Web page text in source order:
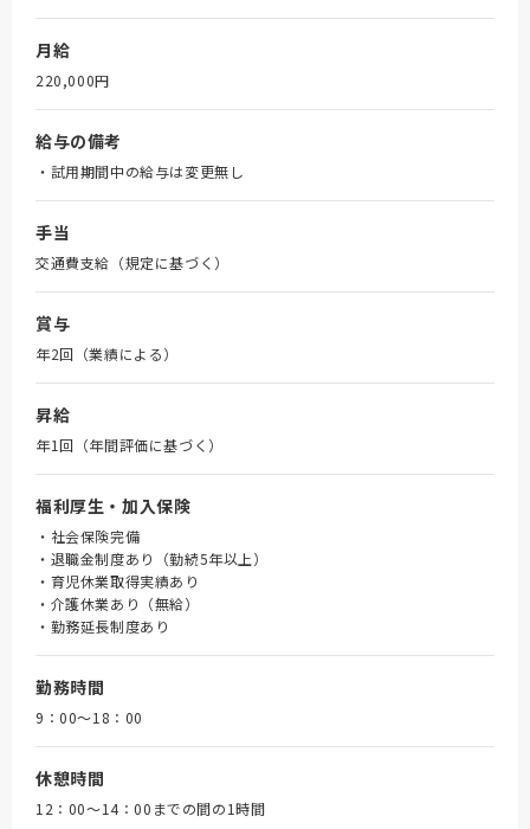
月給
220,000円
給与の備考
・試用期間中の給与は変更無し
手当
交通費支給（規定に基づく）
賞与
年2回（業績による）
昇給
年1回（年間評価に基づく）
福利厚生・加入保険
・社会保険完備
・退職金制度あり（勤続5年以上）
・育児休業取得実績あり
・介護休業あり（無給）
・勤務延長制度あり
勤務時間
9：00～18：00
休憩時間
12：00～14：00までの間の1時間